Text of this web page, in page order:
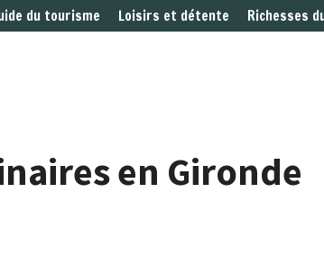
du tourisme Loisirs et détente Richesses
en Gironde